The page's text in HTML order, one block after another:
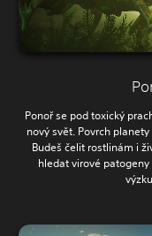
Ponoř se pod toxický
nový svět. Povrch
Budeš čelit rostlinám i
hledat virové